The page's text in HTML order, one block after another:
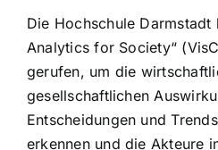
Die Hochschule Darmstadt
Analytics for Society“
gerufen, um die
gesellschaftlichen
Entscheidungen und
erkennen und die Akteure